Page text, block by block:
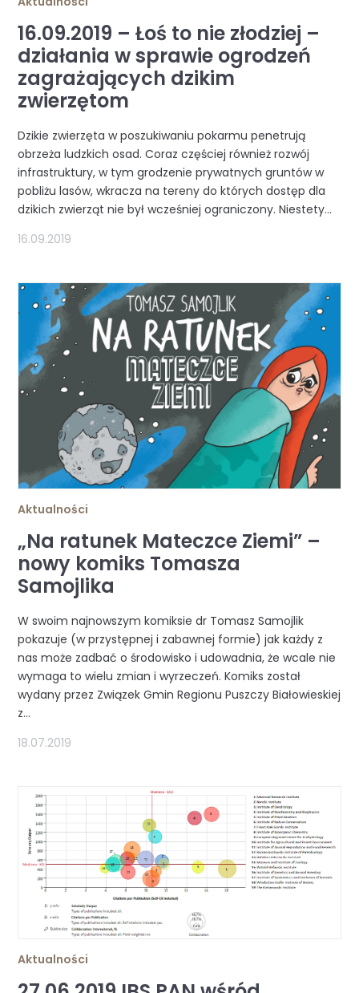
16.09.2019 – Łoś to nie złodziej –
działania w sprawie ogrodzeń
zagrażających dzikim
zwierzętom
Dzikie zwierzęta w poszukiwaniu pokarmu penetrują
obrzeża ludzkich osad. Coraz częściej również rozwój
infrastruktury, w tym grodzenie prywatnych gruntów w
pobliżu lasów, wkracza na tereny do których dostęp dla
dzikich zwierząt nie był wcześniej ograniczony. Niestety...
16.09.2019
Aktualności
„Na ratunek Mateczce Ziemi” –
nowy komiks Tomasza
Samojlika
W swoim najnowszym komiksie dr Tomasz Samojlik
pokazuje (w przystępnej i zabawnej formie) jak każdy z
nas może zadbać o środowisko i udowadnia, że wcale nie
wymaga to wielu zmian i wyrzeczeń. Komiks został
wydany przez Związek Gmin Regionu Puszczy Białowieskiej
z...
18.07.2019
Aktualności